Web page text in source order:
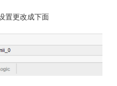
置更改成下面